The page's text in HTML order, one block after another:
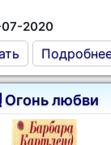
2020
Огонь любви